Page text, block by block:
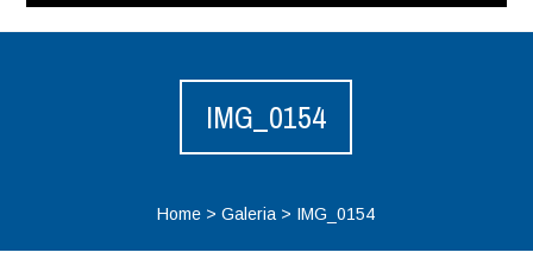
IMG_0154
Home >Galeria > IMG_0154